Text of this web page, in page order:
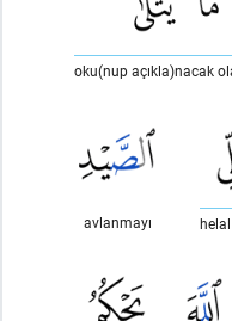
oku(nup açıkla)nacak
avlanmayı